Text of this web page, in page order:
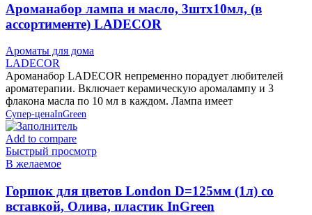
Ароманабор лампа и масло, 3штx10мл, (в
ассортименте) LADECOR
Ароматы для дома
LADECOR
Ароманабор LADECOR непременно порадует любителей
ароматерапии. Включает керамическую аромалампу и 3
флакона масла по 10 мл в каждом. Лампа имеет
Супер-ценаInGreen
Add to compare
Быстрый просмотр
В желаемое
Горшок для цветов London D=125мм (1л) со
вставкой, Олива, пластик InGreen